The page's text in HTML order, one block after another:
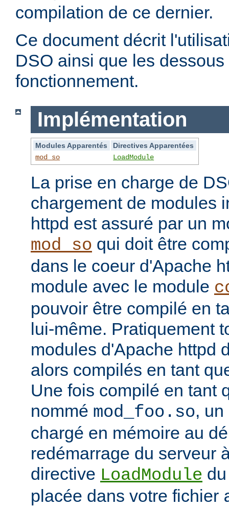
compilation de ce dernier.
Ce document décrit
DSO ainsi que les
fonctionnement.
Implémentation
Modules Apparentés
Directives Apparentées
mod_so
LoadModule
La prise en charge de
chargement de modules
httpd est assuré par un
mod_so qui doit être
dans le coeur d'Apache
module avec le module
pouvoir être compilé en
lui-même. Pratiquement
modules d'Apache httpd
alors compilés en tant
Une fois compilé en tant
nommé mod_foo.so,
chargé en mémoire au
redémarrage du serveur
directive LoadModule
placée dans votre fichier